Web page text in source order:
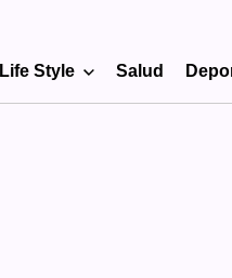
Life Style Salud